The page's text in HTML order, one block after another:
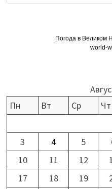
Погода в Великом
world-
Пн
Вт Ср Чт
3
4 5
10
11 12
17
18 19